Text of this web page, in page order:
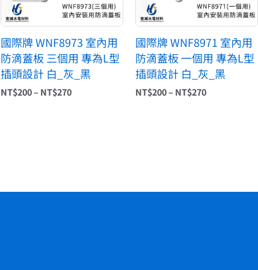
國際牌 WNF8973 室內用
防滴蓋板 三個用 專為L型
插頭設計 白_灰_黑
NT$200– NT$270
國際牌 WNF8971 室內用
防滴蓋板 一個用 專為L型
插頭設計 白_灰_黑
NT$200– NT$270